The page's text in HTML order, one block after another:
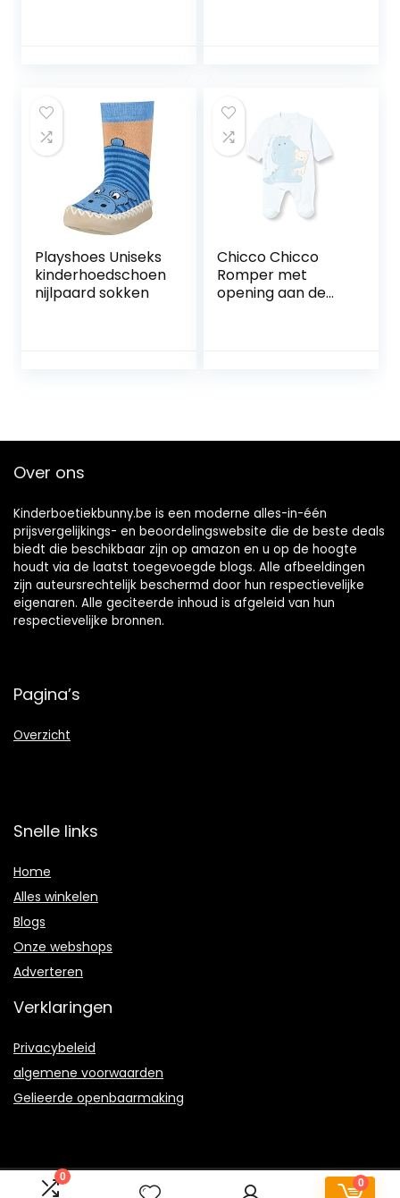
0
0
Playshoes Uniseks
kinderhoedschoen
nijlpaard sokken
Chicco Chicco
Romper met
opening aan de
Over ons
Kinderboetiekbunny.be is een moderne alles-in-één
prijsvergelijkings- en beoordelingswebsite die de beste deals
biedt die beschikbaar zijn op amazon en u op de hoogte
houdt via de laatst toegevoegde blogs. Alle afbeeldingen
zijn auteursrechtelijk beschermd door hun respectievelijke
eigenaren. Alle geciteerde inhoud is afgeleid van hun
respectievelijke bronnen.
Pagina’s
Overzicht
Snelle links
Home
Alles winkelen
Blogs
Onze webshops
Adverteren
Verklaringen
Privacybeleid
algemene voorwaarden
Gelieerde openbaarmaking
2022 © Kinderboetiekbunny.be Alle rechten voorbehouden